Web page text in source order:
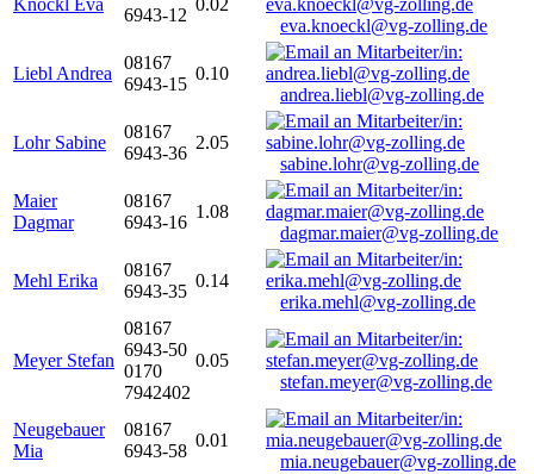
Knöckl Eva
6943-12
0.02
eva.knoeckl@vg-zolling.de
Liebl Andrea
08167
6943-15
0.10
andrea.liebl@vg-zolling.de
Lohr Sabine
08167
6943-36
2.05
sabine.lohr@vg-zolling.de
Maier
Dagmar
08167
6943-16
1.08
dagmar.maier@vg-zolling.de
Mehl Erika
08167
6943-35
0.14
erika.mehl@vg-zolling.de
Meyer Stefan
08167
6943-50
0170
7942402
0.05
stefan.meyer@vg-zolling.de
Neugebauer
Mia
08167
6943-58
0.01
mia.neugebauer@vg-zolling.de